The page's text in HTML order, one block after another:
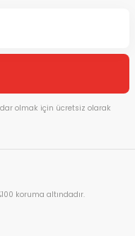
olmak için ücretsiz olarak
koruma altındadır.